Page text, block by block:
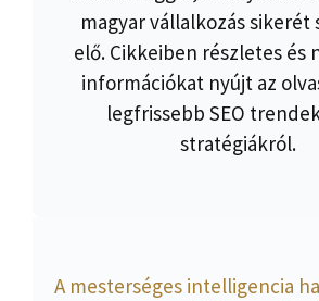
magyar vállalkozás
elő. Cikkeiben részletes és
információkat nyújt az
legfrissebb SEO
stratégiákról.
A mesterséges intelligencia